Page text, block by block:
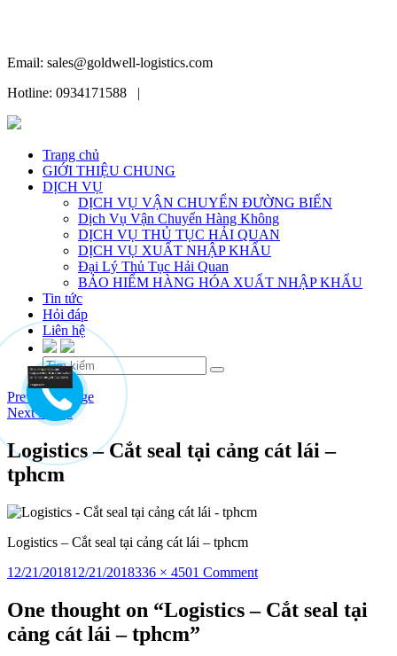
Email: sales@goldwell-logistics.com
Hotline: 0934171588 |
Trang chủ
GIỚI THIỆU CHUNG
DỊCH VỤ
DỊCH VỤ VẬN CHUYỂN ĐƯỜNG BIỂN
Dịch Vụ Vận Chuyển Hàng Không
DỊCH VỤ THỦ TỤC HẢI QUAN
DỊCH VỤ XUẤT NHẬP KHẨU
Đại Lý Thủ Tục Hải Quan
BẢO HIỂM HÀNG HÓA XUẤT NHẬP KHẨU
Tin tức
Hỏi đáp
Liên hệ
Skip
to
content
Previous Image
Next Image
Logistics – Cắt seal tại cảng cát lái –
tphcm
Logistics – Cắt seal tại cảng cát lái – tphcm
Posted
12/21/201812/21/2018Full
336 × 4501 Commenton
Cắt
One thought on “Logistics – Cắt seal tại
cảng cát lái – tphcm”